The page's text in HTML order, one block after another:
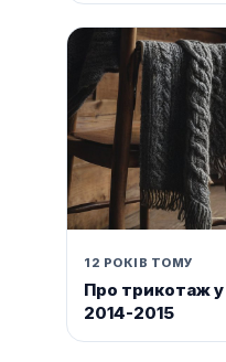
12 РОКІВ ТОМУ
Про трикотаж у
2014-2015